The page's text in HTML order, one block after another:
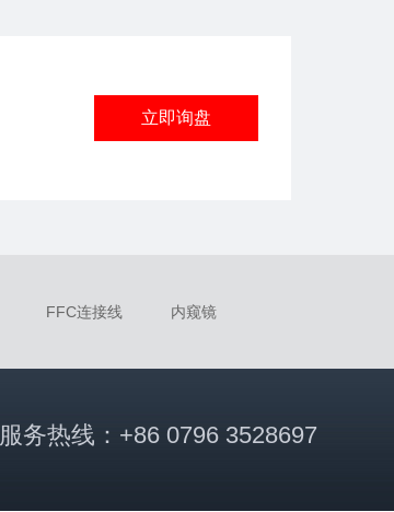
立即询盘
FFC连接线 内窥镜
服务热线：+86 0796 3528697